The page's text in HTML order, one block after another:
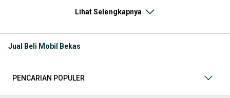
ribuan daftar dari penjual terpercaya di seluruh Indonesia.
dengan gaya hidup, kebutuhan, danbudgetAnda!
Memilih mobil bekas
berkelas, atau mobil kota yang irit dan lincah? Di OLX, Anda akan
Lihat Selengkapnya
Jual Beli Mobil Bekas
PENCARIAN POPULER